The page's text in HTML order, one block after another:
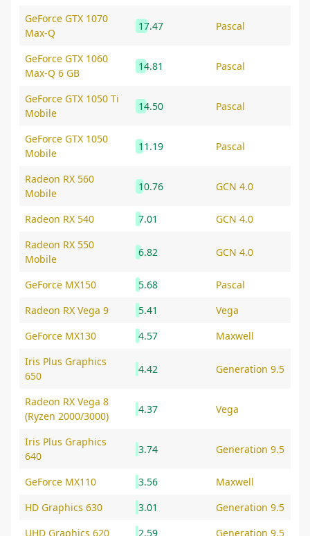
GeForce GTX 1070
Max-Q
17.47 Pascal
GeForce GTX 1060
Max-Q 6 GB
14.81 Pascal
GeForce GTX 1050 Ti
Mobile
14.50 Pascal
GeForce GTX 1050
Mobile
11.19 Pascal
Radeon RX 560
Mobile
10.76 GCN 4.0
Radeon RX 540 7.01
GCN 4.0
Radeon RX 550
Mobile
6.82 GCN 4.0
GeForce MX150 5.68
Pascal
Radeon RX Vega 9
5.41
Vega
GeForce MX130
4.57
Maxwell
Iris Plus Graphics
650
4.42 Generation 9.5
Radeon RX Vega 8
(Ryzen 2000/3000)
4.37 Vega
Iris Plus Graphics
640
3.74 Generation 9.5
GeForce MX110 3.56
Maxwell
HD Graphics 630
3.01
Generation 9.5
UHD Graphics 620
2.59
Generation 9.5